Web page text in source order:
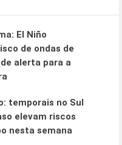
El Niño
de ondas de
alerta para a
temporais no Sul
elevam riscos
nesta semana